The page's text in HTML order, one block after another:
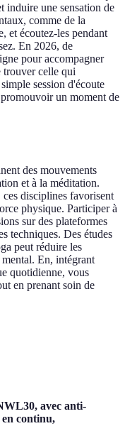
induire une sensation de
comme de la
et écoutez-les pendant
En 2026, de
pour accompagner
trouver celle qui
session d'écoute
un moment de
des mouvements
et à la méditation.
disciplines favorisent
physique. Participer à
sur des plateformes
techniques. Des études
peut réduire les
En, intégrant
quotidienne, vous
en prenant soin de
avec anti-
en continu,